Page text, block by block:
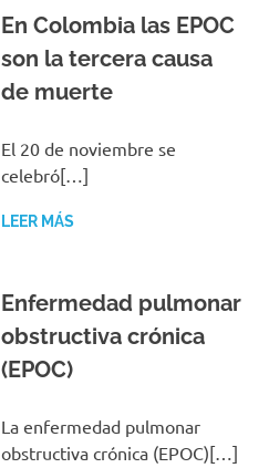
En Colombia las EPOC
son la tercera causa
de muerte
El 20 de noviembre se
celebró[…]
LEER MÁS
Enfermedad pulmonar
obstructiva crónica
(EPOC)
La enfermedad pulmonar
obstructiva crónica (EPOC)[…]